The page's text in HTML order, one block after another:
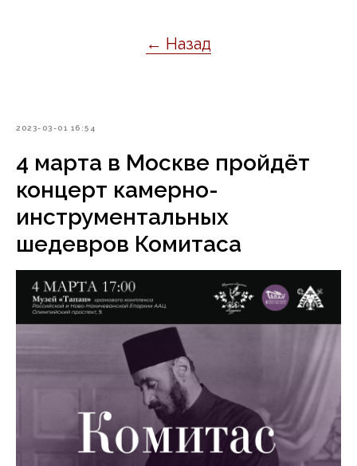
← Назад
2023-03-01 16:54
4 марта в Москве пройдёт
концерт камерно-
инструментальных
шедевров Комитаса